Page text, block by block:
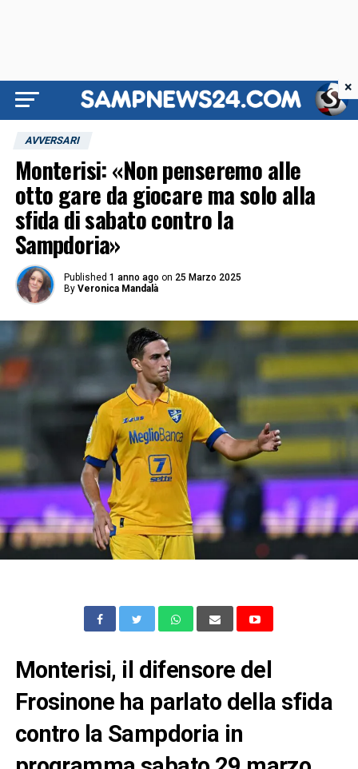
AVVERSARI
Monterisi: «Non penseremo alle
otto gare da giocare ma solo alla
sfida di sabato contro la
Sampdoria»
Published 1 anno ago on 25 Marzo 2025
By Veronica Mandalà
Monterisi, il difensore del
Frosinone ha parlato della sfida
contro la Sampdoria in
×